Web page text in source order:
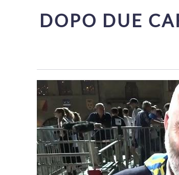
DOPO DUE